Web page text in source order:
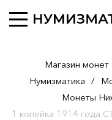
Магазин монет
Нумизматика /
Монеты
1 копейка 1914 года